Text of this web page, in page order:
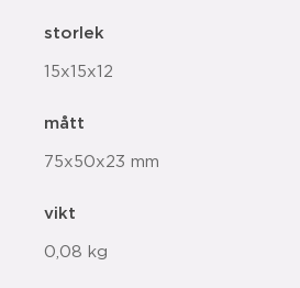
storlek
15x15x12
mått
75x50x23 mm
vikt
0,08 kg